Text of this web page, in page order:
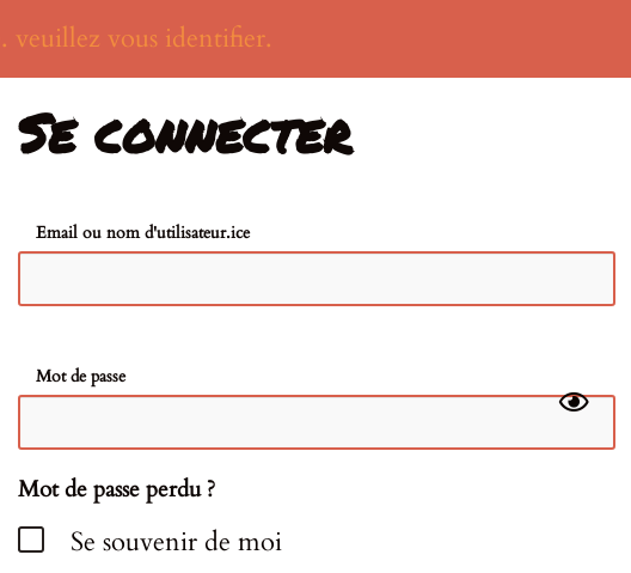
veuillez vous identifier.
Se connecter
Email ou nom d'utilisateur.ice
Mot de passe
Mot de passe perdu ?
Se souvenir de moi